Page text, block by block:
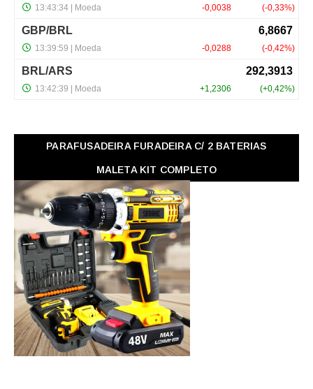
PARAFUSADEIRA FURADEIRA C/ 2 BATERIAS
MALETA KIT COMPLETO